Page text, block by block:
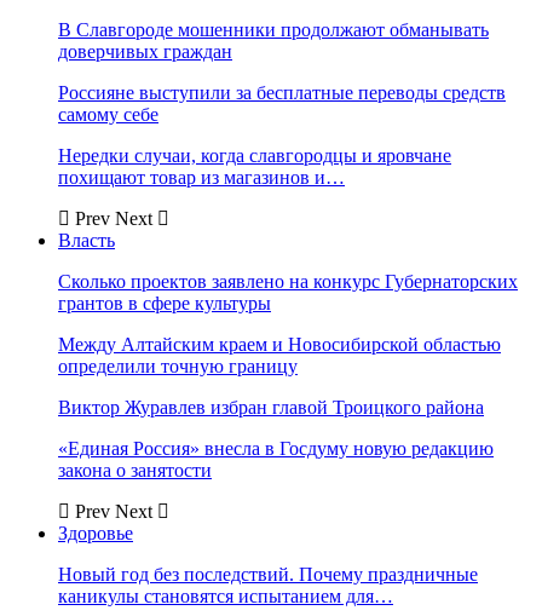
В Славгороде мошенники продолжают обманывать
доверчивых граждан
Россияне выступили за бесплатные переводы средств
самому себе
Нередки случаи, когда славгородцы и яровчане
похищают товар из магазинов и…
Prev Next
Власть
Сколько проектов заявлено на конкурс Губернаторских
грантов в сфере культуры
Между Алтайским краем и Новосибирской областью
определили точную границу
Виктор Журавлев избран главой Троицкого района
«Единая Россия» внесла в Госдуму новую редакцию
закона о занятости
Prev Next
Здоровье
Новый год без последствий. Почему праздничные
каникулы становятся испытанием для…